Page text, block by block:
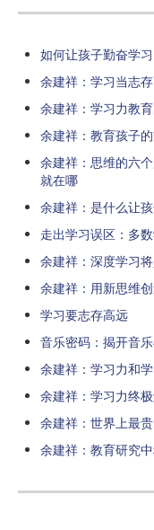
如何让孩子勤奋学
余建祥：学习当志
余建祥：学习力教
余建祥：教育孩子
余建祥：思维的六
就在哪
余建祥：是什么让
走出学习误区：多
余建祥：深度学习
余建祥：用新思维
学习要志存高远
音乐密码：揭开音
余建祥：学习力和
余建祥：学习力终
余建祥：世界上最
余建祥：教育研究